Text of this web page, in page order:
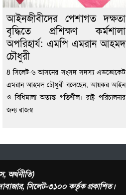
‎আইনজীবীদের পেশাগত দক্ষতা
বৃদ্ধিতে প্রশিক্ষণ কর্মশালা
অপরিহার্য: এমপি এমরান আহমদ
চৌধুরী
8 ‎সিলেট-৬ আসনের সংসদ সদস্য এডভোকেট
এমরান আহমদ চৌধুরী বলেছেন, আয়কর আইন
ও বিধিমালা অত্যন্ত গতিশীল। রাষ্ট্র পরিচালনার
জন্য রাজস্ব
অর্থনীতি)
সিলেট-৩১০০ কর্তৃক প্রকাশিত।